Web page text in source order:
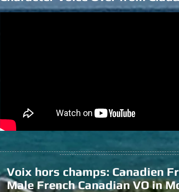
Voix hors champs: Canadien
Male French Canadian VO in